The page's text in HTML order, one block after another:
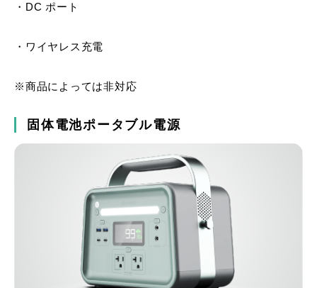
・DC ポート
・ワイヤレス充電
※商品によっては非対応
固体電池ポータブル電源